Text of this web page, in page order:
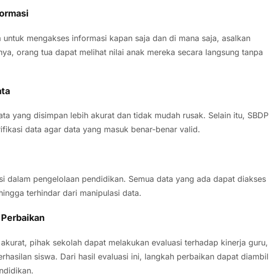
untuk mengakses informasi kapan saja dan di mana saja, asalkan
orang tua dapat melihat nilai anak mereka secara langsung tanpa
yang disimpan lebih akurat dan tidak mudah rusak. Selain itu, SBDP
data agar data yang masuk benar-benar valid.
dalam pengelolaan pendidikan. Semua data yang ada dapat diakses
terhindar dari manipulasi data.
pihak sekolah dapat melakukan evaluasi terhadap kinerja guru,
siswa. Dari hasil evaluasi ini, langkah perbaikan dapat diambil